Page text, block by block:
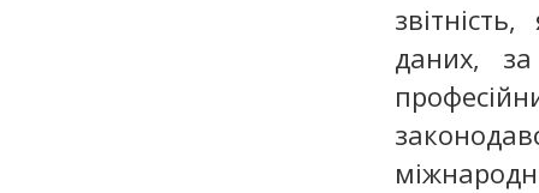
даних,